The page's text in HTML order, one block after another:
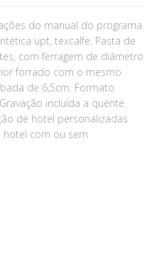
do manual do programa
upt, texcalfe. Pasta de
com ferragem de diâmetro
forrado com o mesmo
de 6,5cm. Formato
incluída a quente.
de hotel personalizadas
com ou sem